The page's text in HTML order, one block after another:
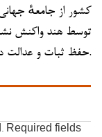
کشور از جامعهٔ
توسط هند واکنش
حفظ ثبات و عدالت در مدیریت منابع آب حمایت کند.
Required fields